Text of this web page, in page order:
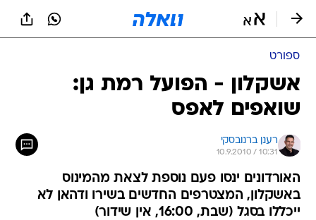
ספורט
אשקלון - הפועל רמת גן:
שואפים לאפס
רענן ברנובסקי
10.9.2010 / 10:31
האורדונים ינסו פעם נוספת לצאת מהמינוס
באשקלון, המצטרפים החדשים בשירו ודהאן לא
ייכללו בסגל (שבת, 16:00, אין שידור)